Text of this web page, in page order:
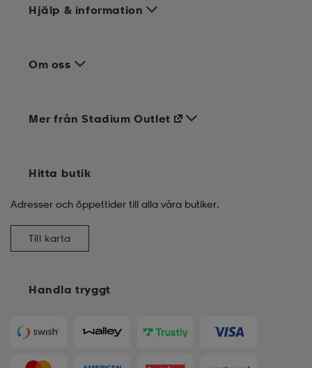
Hjälp & information
Om oss
Handla tryggt
Mer från Stadium Outlet
Hitta butik
Adresser och öppettider till alla våra butiker.
Till karta